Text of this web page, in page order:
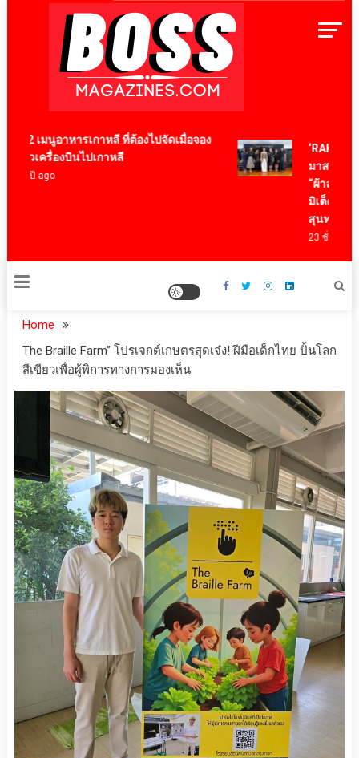
BossMagazinesThailand
12 เมนูอาหารเกาหลี ที่ต้องไปจัดเมื่อจอง
ตั๋วเครื่องบินไปเกาหลี
4 ปี ago
มาสเตอร์พีซ
“ผ้าลายน้ำ
มิเต็ด ถ่ายท
สุนทรียภาพร
23 ชั่วโมง ago
Home
The Braille Farm” โปรเจกต์เกษตรสุดเจ๋ง! ฝีมือเด็กไทย ปั้นโลก
สีเขียวเพื่อผู้พิการทางการมองเห็น